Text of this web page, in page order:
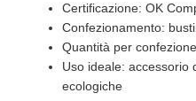
Certificazione: OK
Confezionamento:
Quantità per
Uso ideale: accessorio
ecologiche